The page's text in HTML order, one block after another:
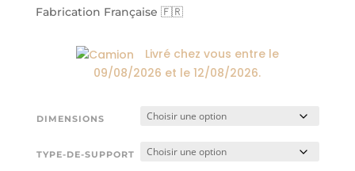
Fabrication Française 🇫🇷
Livré chez vous entre le
09/08/2026 et le12/08/2026.
DIMENSIONS
TYPE-DE-SUPPORT